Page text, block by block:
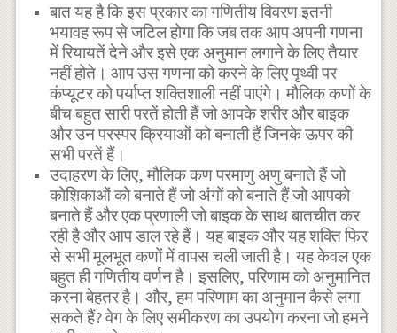
बात यह है कि इस प्रकार का गणितीय विवरण इतनी
भयावह रूप से जटिल होगा कि जब तक आप अपनी गणना
में रियायतें देने और इसे एक अनुमान लगाने के लिए तैयार
नहीं होते। आप उस गणना को करने के लिए पृथ्वी पर
कंप्यूटर को पर्याप्त शक्तिशाली नहीं पाएंगे। मौलिक कणों के
बीच बहुत सारी परतें होती हैं जो आपके शरीर और बाइक
और उन परस्पर क्रियाओं को बनाती हैं जिनके ऊपर की
सभी परतें हैं।
उदाहरण के लिए, मौलिक कण परमाणु अणु बनाते हैं जो
कोशिकाओं को बनाते हैं जो अंगों को बनाते हैं जो आपको
बनाते हैं और एक प्रणाली जो बाइक के साथ बातचीत कर
रही है और आप डाल रहे हैं। यह बाइक और यह शक्ति फिर
से सभी मूलभूत कणों में वापस चली जाती है। यह केवल एक
बहुत ही गणितीय वर्णन है। इसलिए, परिणाम को अनुमानित
करना बेहतर है। और, हम परिणाम का अनुमान कैसे लगा
सकते हैं? वेग के लिए समीकरण का उपयोग करना जो हमने